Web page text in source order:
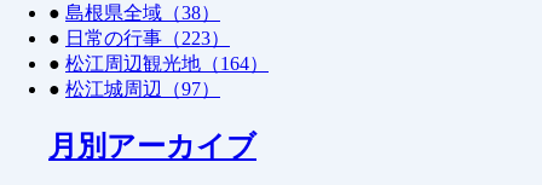
● 島根県全域（38）
● 日常の行事（223）
● 松江周辺観光地（164）
● 松江城周辺（97）
月別アーカイブ